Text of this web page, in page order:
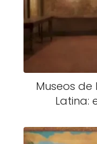
Museos
Latina: